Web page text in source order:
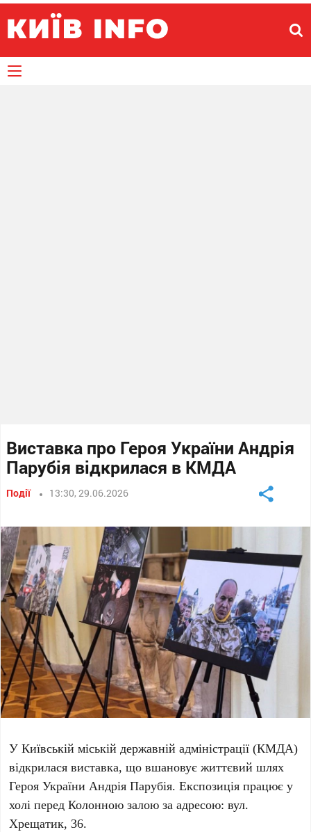
Виставка про Героя України Андрія
Парубія відкрилася в КМДА
Події 13:30, 29.06.2026
У Київській міській державній адміністрації (КМДА)
відкрилася виставка, що вшановує життєвий шлях
Героя України Андрія Парубія. Експозиція працює у
холі перед Колонною залою за адресою:вул.
Хрещатик, 36.